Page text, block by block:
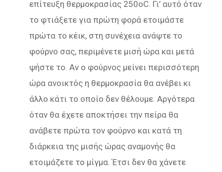
επίτευξη θερμοκρασίας 250οC. Γι’ αυτό όταν
το φτιάξετε για πρώτη φορά ετοιμάστε
πρώτα το κέικ, στη συνέχεια ανάψτε το
φούρνο σας, περιμένετε μισή ώρα και μετά
ψήστε το. Αν ο φούρνος μείνει περισσότερη
ώρα ανοικτός η θερμοκρασία θα ανέβει κι
άλλο κάτι το οποίο δεν θέλουμε. Αργότερα
όταν θα έχετε αποκτήσει την πείρα θα
ανάβετε πρώτα τον φούρνο και κατά τη
διάρκεια της μισής ώρας αναμονής θα
ετοιμάζετε το μίγμα. Έτσι δεν θα χάνετε